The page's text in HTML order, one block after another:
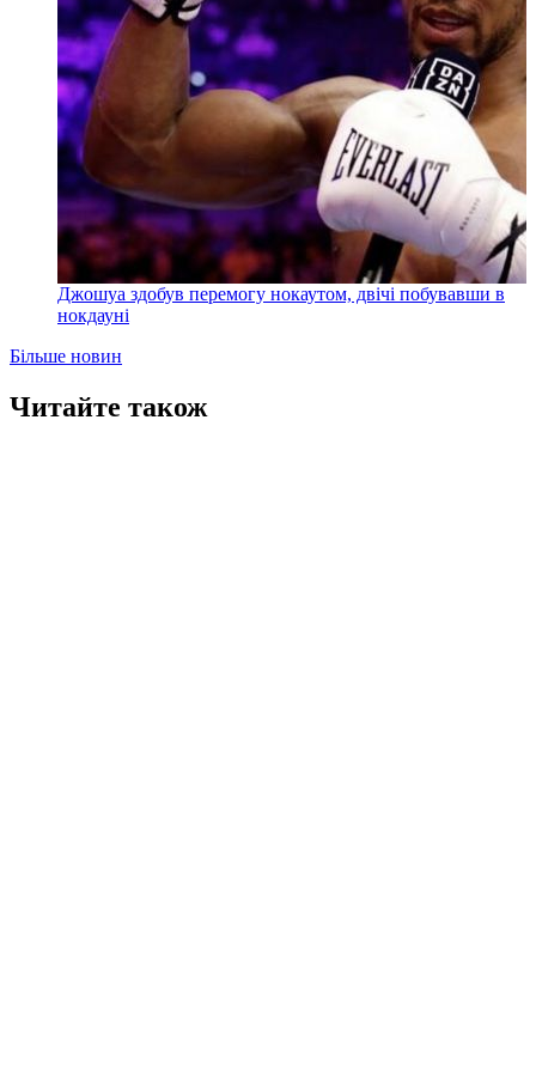
Джошуа здобув перемогу нокаутом, двічі побувавши в
нокдауні
Більше новин
Читайте також